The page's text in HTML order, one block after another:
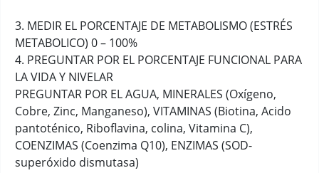
3. MEDIR EL PORCENTAJE DE METABOLISMO (ESTRÉS
METABOLICO) 0 – 100%
4. PREGUNTAR POR EL PORCENTAJE FUNCIONAL PARA
LA VIDA Y NIVELAR
PREGUNTAR POR EL AGUA, MINERALES (Oxígeno,
Cobre, Zinc, Manganeso), VITAMINAS (Biotina, Acido
pantoténico, Riboflavina, colina, Vitamina C),
COENZIMAS (Coenzima Q10), ENZIMAS (SOD-
superóxido dismutasa)